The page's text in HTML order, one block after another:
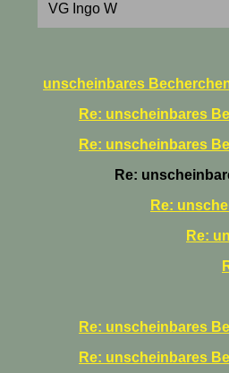
VG Ingo W
unscheinbares
Re: unscheinbares
Re: unscheinbares
Re:
Re:
Re:
Re: unscheinbares
Re: unscheinbares